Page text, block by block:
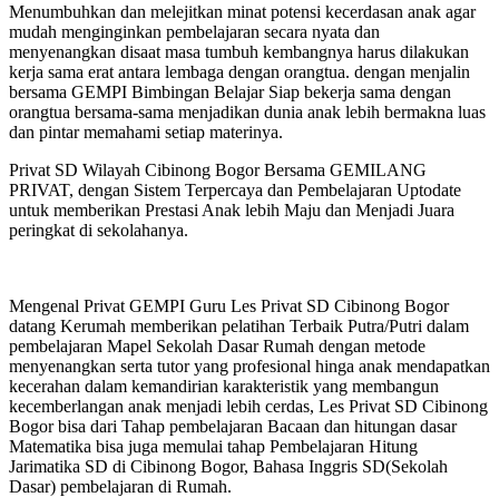
Menumbuhkan dan melejitkan minat potensi kecerdasan anak agar
mudah menginginkan pembelajaran secara nyata dan
menyenangkan disaat masa tumbuh kembangnya harus dilakukan
kerja sama erat antara lembaga dengan orangtua. dengan menjalin
bersama GEMPI Bimbingan Belajar Siap bekerja sama dengan
orangtua bersama-sama menjadikan dunia anak lebih bermakna luas
dan pintar memahami setiap materinya.
Privat SD Wilayah Cibinong Bogor Bersama GEMILANG
PRIVAT, dengan Sistem Terpercaya dan Pembelajaran Uptodate
untuk memberikan Prestasi Anak lebih Maju dan Menjadi Juara
peringkat di sekolahanya.
Mengenal Privat GEMPI Guru Les Privat SD Cibinong Bogor
datang Kerumah memberikan pelatihan Terbaik Putra/Putri dalam
pembelajaran Mapel Sekolah Dasar Rumah dengan metode
menyenangkan serta tutor yang profesional hinga anak mendapatkan
kecerahan dalam kemandirian karakteristik yang membangun
kecemberlangan anak menjadi lebih cerdas, Les Privat SD Cibinong
Bogor bisa dari Tahap pembelajaran Bacaan dan hitungan dasar
Matematika bisa juga memulai tahap Pembelajaran Hitung
Jarimatika SD di Cibinong Bogor, Bahasa Inggris SD(Sekolah
Dasar) pembelajaran di Rumah.